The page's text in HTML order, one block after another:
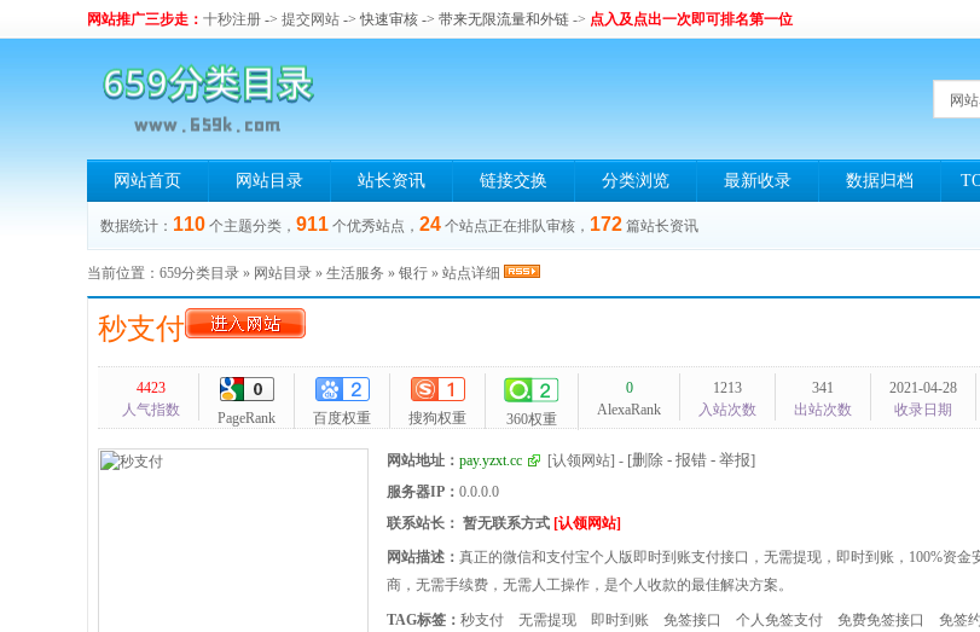
网站推广三步走： 十秒注册 -> 提交网站 -> 快速审核 -> 带来无限流量和外链 -> 点入及点出一次即可排名第一位
网
网站首页 网站目录 站长资讯 链接交换 分类浏览 最新收录 数据归档
数据统计： 110 个主题分类， 911 个优秀站点， 24 个站点正在排队审核， 172 篇站长资讯
当前位置： 659分类目录 » 网站目录 » 生活服务 » 银行 » 站点详细
秒支付
4423
人气指数
PageRank 百度权重 搜狗权重 360权重
0
AlexaRank
1213
入站次数
341
出站次数
2021-04-28
收录日期
网站地址： pay.yzxt.cc [认领网站] - [删除 - 报错 - 举报]
服务器IP： 0.0.0.0
联系站长： 暂无联系方式 [认领网站]
网站描述： 真正的微信和支付宝个人版即时到账支付接口，无需提现，即时到账，100%资金
商，无需手续费，无需人工操作，是个人收款的最佳解决方案。
TAG标签： 秒支付 无需提现 即时到账 免签接口 个人免签支付 免费免签接口 免签